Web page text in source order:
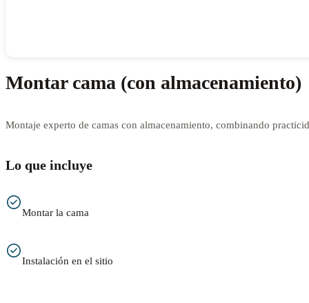
Montar cama (con almacenamiento)
Montaje experto de camas con almacenamiento, combinando
Lo que incluye
Montar la cama
Instalación en el sitio